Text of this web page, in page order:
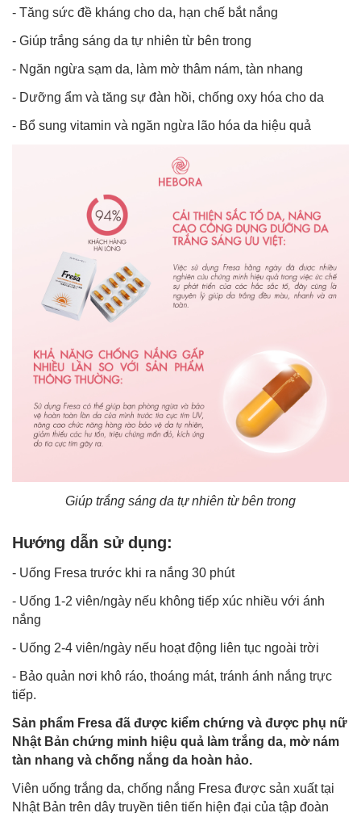
- Tăng sức đề kháng cho da, hạn chế bắt nắng
- Giúp trắng sáng da tự nhiên từ bên trong
- Ngăn ngừa sạm da, làm mờ thâm nám, tàn nhang
- Dưỡng ẩm và tăng sự đàn hồi, chống oxy hóa cho da
- Bổ sung vitamin và ngăn ngừa lão hóa da hiệu quả
Giúp trắng sáng da tự nhiên từ bên trong
Hướng dẫn sử dụng:
- Uống Fresa trước khi ra nắng 30 phút
- Uống 1-2 viên/ngày nếu không tiếp xúc nhiều với ánh
nắng
- Uống 2-4 viên/ngày nếu hoạt động liên tục ngoài trời
- Bảo quản nơi khô ráo, thoáng mát, tránh ánh nắng trực
tiếp.
Sản phẩm Fresa đã được kiểm chứng và được phụ nữ
Nhật Bản chứng minh hiệu quả làm trắng da, mờ nám
tàn nhang và chống nắng da hoàn hảo.
Viên uống trắng da, chống nắng Fresa được sản xuất tại
Nhật Bản trên dây truyền tiên tiến hiện đại của tập đoàn